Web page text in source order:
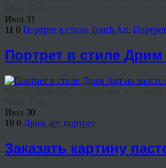
Июл 31
11 0 Портрет в стиле Touch Art,
Портрет в стиле
Июл 30
19 0 Дрим арт портрет
Заказать картину